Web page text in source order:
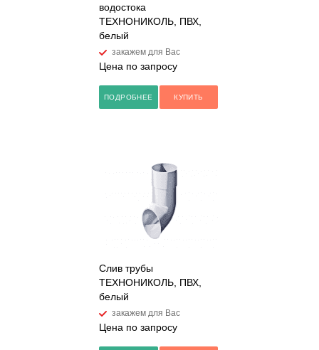
водостока
ТЕХНОНИКОЛЬ, ПВХ,
белый
закажем для Вас
Цена по запросу
ПОДРОБНЕЕ КУПИТЬ
Слив трубы
ТЕХНОНИКОЛЬ, ПВХ,
белый
закажем для Вас
Цена по запросу